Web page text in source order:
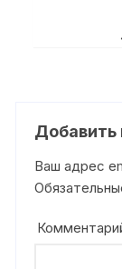
Ваш адрес